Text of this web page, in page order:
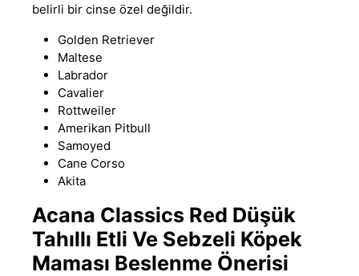
belirli bir cinse özel değildir.
Golden Retriever
Maltese
Labrador
Cavalier
Rottweiler
Amerikan Pitbull
Samoyed
Cane Corso
Akita
Acana Classics Red Düşük
Tahıllı Etli Ve Sebzeli Köpek
Maması Beslenme Önerisi